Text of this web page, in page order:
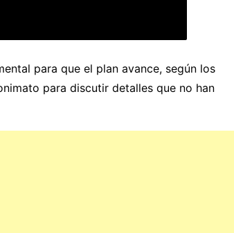
para que el plan avance, según los
para discutir detalles que no han